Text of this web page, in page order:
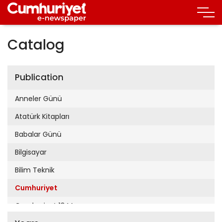
Catalog
Publication
Anneler Günü
Atatürk Kitapları
Babalar Günü
Bilgisayar
Bilim Teknik
Cumhuriyet
Cumhuriyet 19 Mayıs